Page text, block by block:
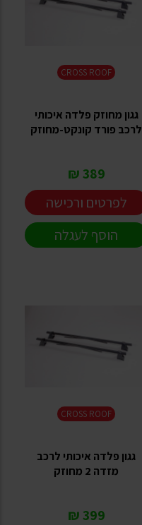
CROSS ROOF
גגון מחוזק פלדה איכותי
לרכב פורד קונקט-מחוזק
389 ₪
לפרטים ורכישה
הוסף לעגלה
CROSS ROOF
גגון פלדה איכותי לרכב
מזדה 2 מחוזק
399 ₪